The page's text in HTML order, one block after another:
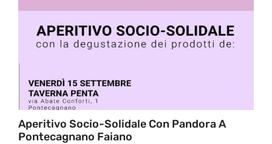
Aperitivo Socio-Solidale Con Pandora A
Pontecagnano Faiano